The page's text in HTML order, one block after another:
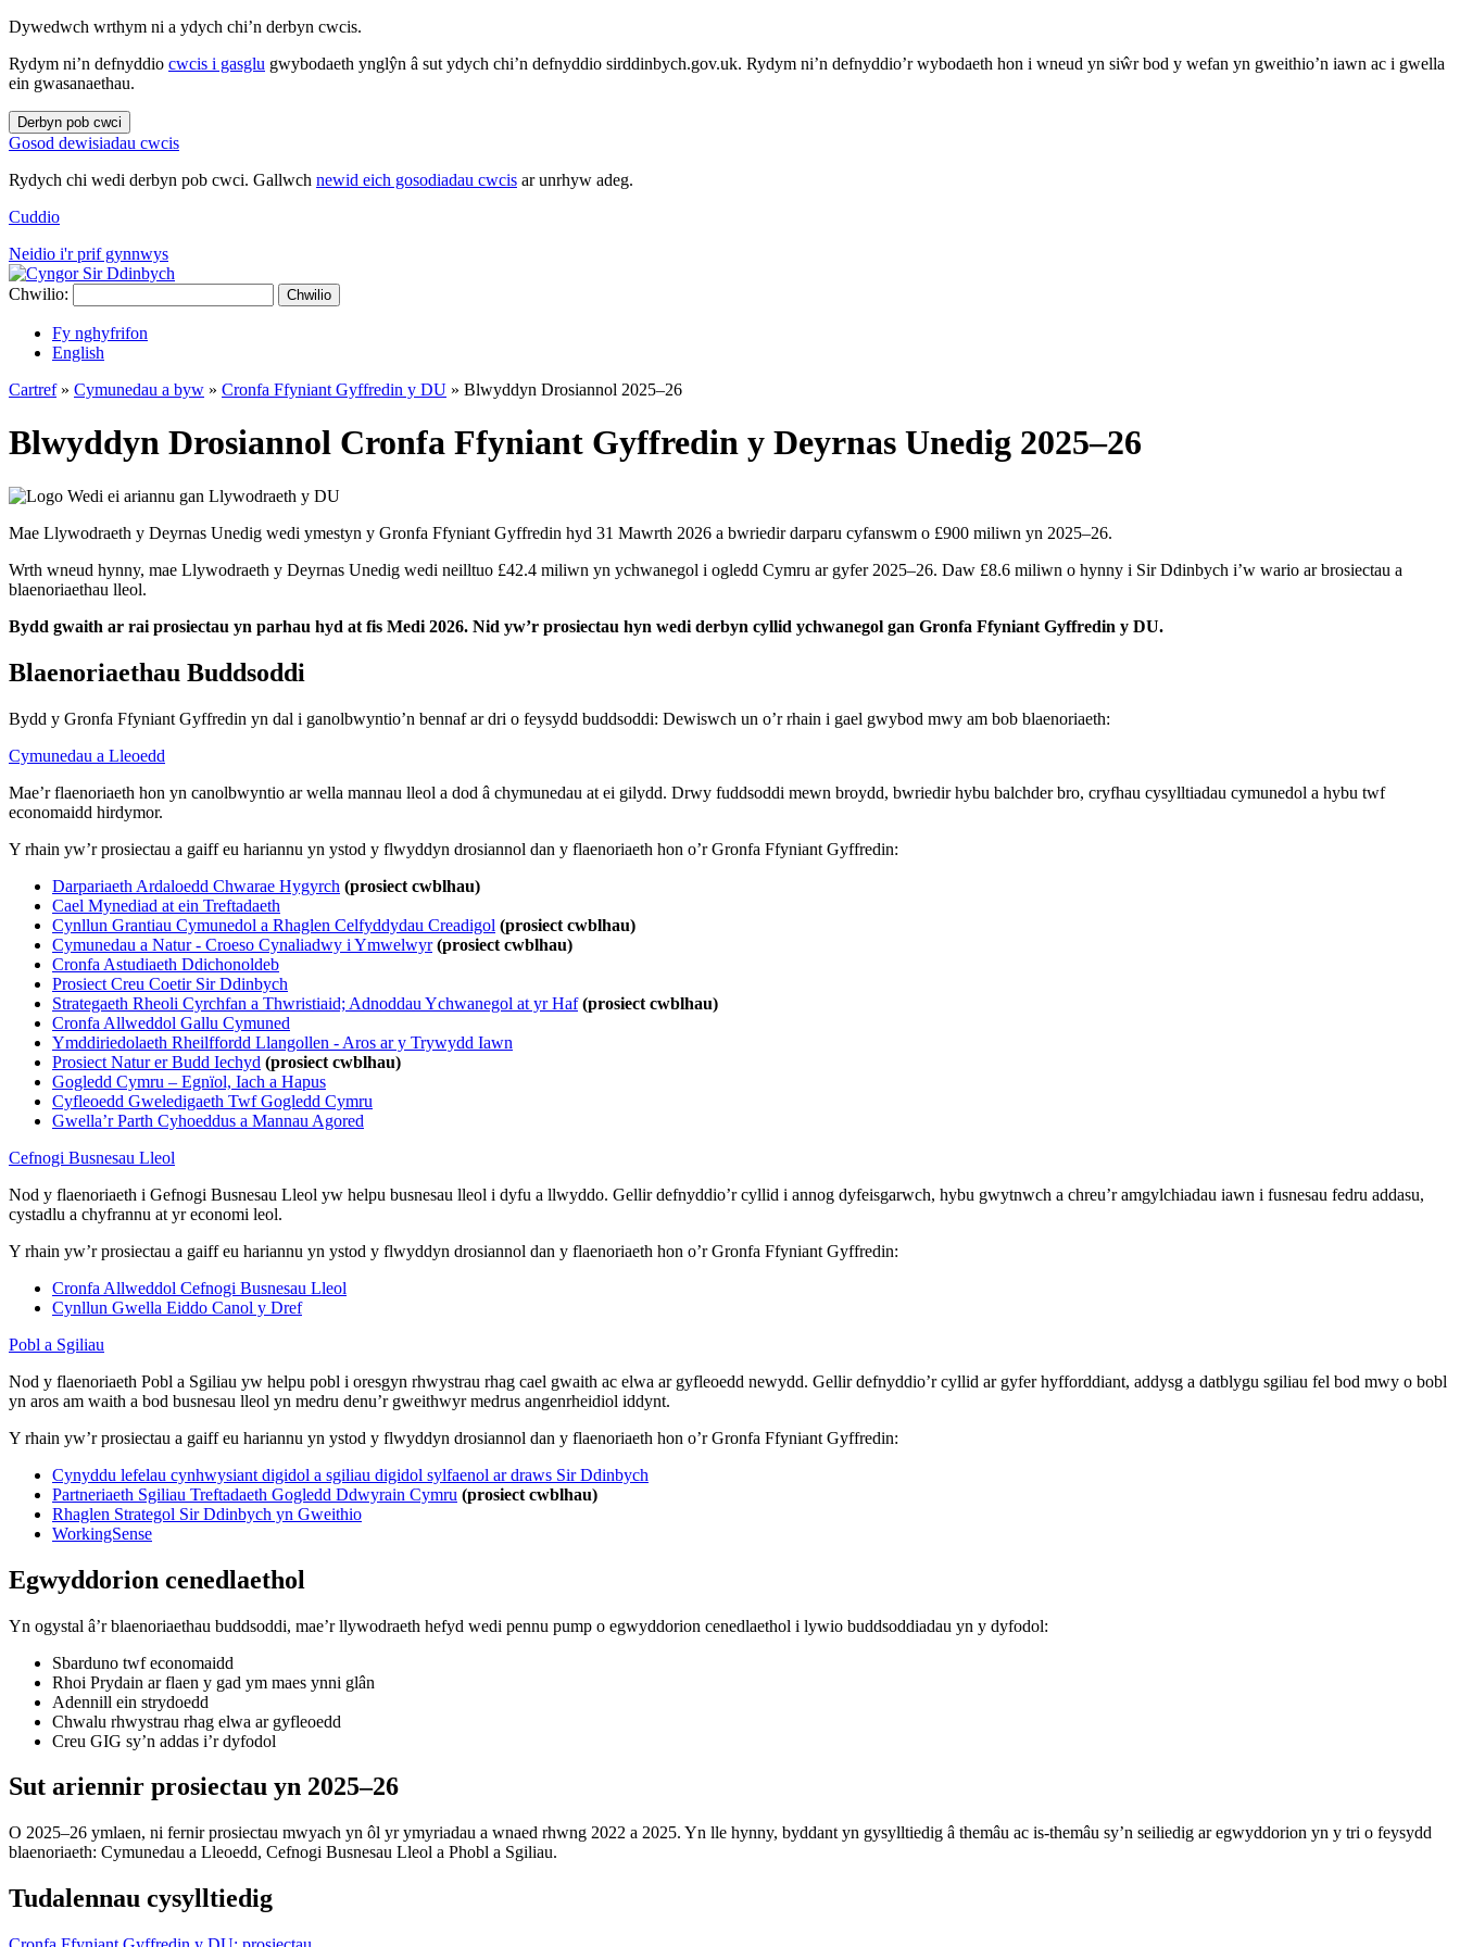
Dywedwch wrthym ni a ydych chi’n derbyn cwcis.
Rydym ni’n defnyddio cwcis i gasglu gwybodaeth ynglŷn â sut ydych chi’n defnyddio sirddinbych.gov.uk. Rydym ni’n defnyddio’r wybodaeth hon i wneud yn siŵr bod y wefan yn gweithio’n iawn ac i gwella
ein gwasanaethau.
Derbyn pob cwci
Gosod dewisiadau cwcis
Rydych chi wedi derbyn pob cwci. Gallwch newid eich gosodiadau cwcis ar unrhyw adeg.
Cuddio
Neidio i'r prif gynnwys
Chwilio: Chwilio
Fy nghyfrifon
English
Cartref» Cymunedau a byw » Cronfa Ffyniant Gyffredin y DU » Blwyddyn Drosiannol 2025–26
Blwyddyn Drosiannol Cronfa Ffyniant Gyffredin y Deyrnas Unedig 2025–26
Mae Llywodraeth y Deyrnas Unedig wedi ymestyn y Gronfa Ffyniant Gyffredin hyd 31 Mawrth 2026 a bwriedir darparu cyfanswm o £900 miliwn yn 2025–26.
Wrth wneud hynny, mae Llywodraeth y Deyrnas Unedig wedi neilltuo £42.4 miliwn yn ychwanegol i ogledd Cymru ar gyfer 2025–26. Daw £8.6 miliwn o hynny i Sir Ddinbych i’w wario ar brosiectau a
blaenoriaethau lleol.
Bydd gwaith ar rai prosiectau yn parhau hyd at fis Medi 2026. Nid yw’r prosiectau hyn wedi derbyn cyllid ychwanegol gan Gronfa Ffyniant Gyffredin y DU.
Blaenoriaethau Buddsoddi
Bydd y Gronfa Ffyniant Gyffredin yn dal i ganolbwyntio’n bennaf ar dri o feysydd buddsoddi: Dewiswch un o’r rhain i gael gwybod mwy am bob blaenoriaeth:
Cymunedau a Lleoedd
Mae’r flaenoriaeth hon yn canolbwyntio ar wella mannau lleol a dod â chymunedau at ei gilydd. Drwy fuddsoddi mewn broydd, bwriedir hybu balchder bro, cryfhau cysylltiadau cymunedol a hybu twf
economaidd hirdymor.
Y rhain yw’r prosiectau a gaiff eu hariannu yn ystod y flwyddyn drosiannol dan y flaenoriaeth hon o’r Gronfa Ffyniant Gyffredin:
Darpariaeth Ardaloedd Chwarae Hygyrch (prosiect cwblhau)
Cael Mynediad at ein Treftadaeth
Cynllun Grantiau Cymunedol a Rhaglen Celfyddydau Creadigol (prosiect cwblhau)
Cymunedau a Natur - Croeso Cynaliadwy i Ymwelwyr (prosiect cwblhau)
Cronfa Astudiaeth Ddichonoldeb
Prosiect Creu Coetir Sir Ddinbych
Strategaeth Rheoli Cyrchfan a Thwristiaid; Adnoddau Ychwanegol at yr Haf (prosiect cwblhau)
Cronfa Allweddol Gallu Cymuned
Ymddiriedolaeth Rheilffordd Llangollen - Aros ar y Trywydd Iawn
Prosiect Natur er Budd Iechyd (prosiect cwblhau)
Gogledd Cymru – Egnïol, Iach a Hapus
Cyfleoedd Gweledigaeth Twf Gogledd Cymru
Gwella’r Parth Cyhoeddus a Mannau Agored
Cefnogi Busnesau Lleol
Nod y flaenoriaeth i Gefnogi Busnesau Lleol yw helpu busnesau lleol i dyfu a llwyddo. Gellir defnyddio’r cyllid i annog dyfeisgarwch, hybu gwytnwch a chreu’r amgylchiadau iawn i fusnesau fedru addasu,
cystadlu a chyfrannu at yr economi leol.
Y rhain yw’r prosiectau a gaiff eu hariannu yn ystod y flwyddyn drosiannol dan y flaenoriaeth hon o’r Gronfa Ffyniant Gyffredin:
Cronfa Allweddol Cefnogi Busnesau Lleol
Cynllun Gwella Eiddo Canol y Dref
Pobl a Sgiliau
Nod y flaenoriaeth Pobl a Sgiliau yw helpu pobl i oresgyn rhwystrau rhag cael gwaith ac elwa ar gyfleoedd newydd. Gellir defnyddio’r cyllid ar gyfer hyfforddiant, addysg a datblygu sgiliau fel bod mwy o bobl
yn aros am waith a bod busnesau lleol yn medru denu’r gweithwyr medrus angenrheidiol iddynt.
Y rhain yw’r prosiectau a gaiff eu hariannu yn ystod y flwyddyn drosiannol dan y flaenoriaeth hon o’r Gronfa Ffyniant Gyffredin:
Cynyddu lefelau cynhwysiant digidol a sgiliau digidol sylfaenol ar draws Sir Ddinbych
Partneriaeth Sgiliau Treftadaeth Gogledd Ddwyrain Cymru (prosiect cwblhau)
Rhaglen Strategol Sir Ddinbych yn Gweithio
WorkingSense
Egwyddorion cenedlaethol
Yn ogystal â’r blaenoriaethau buddsoddi, mae’r llywodraeth hefyd wedi pennu pump o egwyddorion cenedlaethol i lywio buddsoddiadau yn y dyfodol:
Sbarduno twf economaidd
Rhoi Prydain ar flaen y gad ym maes ynni glân
Adennill ein strydoedd
Chwalu rhwystrau rhag elwa ar gyfleoedd
Creu GIG sy’n addas i’r dyfodol
Sut ariennir prosiectau yn 2025–26
O 2025–26 ymlaen, ni fernir prosiectau mwyach yn ôl yr ymyriadau a wnaed rhwng 2022 a 2025. Yn lle hynny, byddant yn gysylltiedig â themâu ac is-themâu sy’n seiliedig ar egwyddorion yn y tri o feysydd
blaenoriaeth: Cymunedau a Lleoedd, Cefnogi Busnesau Lleol a Phobl a Sgiliau.
Tudalennau cysylltiedig